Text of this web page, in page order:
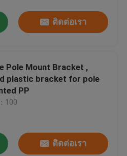
ติดต่อเรา
Pole Mount Bracket ,
plastic bracket for pole
PP
100
ติดต่อเรา